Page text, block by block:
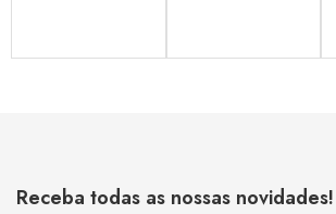
Receba todas as nossas novidades!